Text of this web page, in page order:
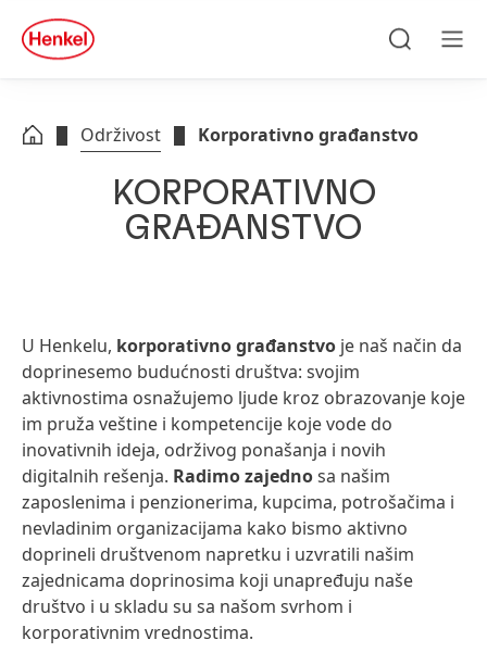
Skip to footer
quick
search
Održivost Korporativno građanstvo
KORPORATIVNO
GRAĐANSTVO
U Henkelu, korporativno građanstvo je naš način da
doprinesemo budućnosti društva: svojim
aktivnostima osnažujemo ljude kroz obrazovanje koje
im pruža veštine i kompetencije koje vode do
inovativnih ideja, održivog ponašanja i novih
digitalnih rešenja. Radimo zajednosa našim
zaposlenima i penzionerima, kupcima, potrošačima i
nevladinim organizacijama kako bismo aktivno
doprineli društvenom napretku i uzvratili našim
zajednicama doprinosima koji unapređuju naše
društvo i u skladu su sa našom svrhom i
korporativnim vrednostima.